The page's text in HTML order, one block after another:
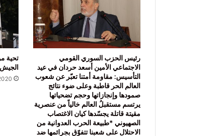
رئيس الحزب السوري القومي
الاجتماعي الأمين أسعد حردان في عيد
التأسيس: مقاومة أمتنا تعبّر عن شعوب
العالم الحر قاطبة وعلى ضوء نتائج
صمودها وإنجازاتها وحجم تضحياتها
يرتسم مستقبلُ العالم خالياً من عنصرية
مقيتة قاتلة يجسّدها كيان الاغتصاب
الصهيوني *طبيعة الحرب العدوانية من
الاحتلال على شعبنا تتفوّق بجرائمها ضد
تحية
الجيش